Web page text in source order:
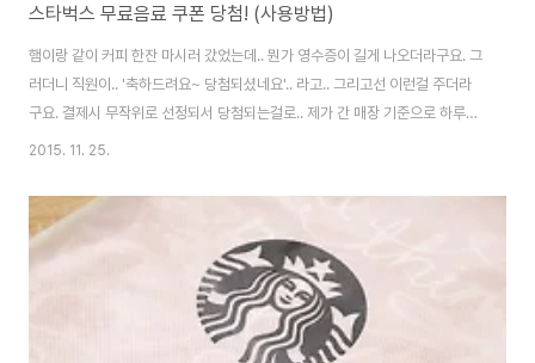
스타벅스 무료음료 쿠폰 당첨! (사용방법)
햄이랑 같이 커피 한잔 마시러 갔었는데.. 뭔가 영수증이 길게 나오더라구요. 그
러더니 직원이.. '축하드려요~ 당첨되셨네요'.. 라고.. 그리고선 이런걸 주더라
구요. 결제시 무작위로 선정되서 당첨되는걸로.. 제가 간 매장 기준으로 하루에
한명꼴로 나온다네요. 영수증을 받으면.. 홈페이지에 들어가서 설문조사를 하
'Customer Service & Idea -> 온라인 설문조사'로 들어갑니다. 녹색 버튼
을 누르면.. 요렇게 아까 받은 영수증의 고객번호를 넣게 되어 있습니다. 입력
후 짧은 설문조사를 하면 끝. 무료 음료 쿠폰을 통한 설문조사라니.. 스벅 머리
좋네요. 설문조사가 끝나면 음료 ID(숫자)를 하나 주..
2015. 11. 25.